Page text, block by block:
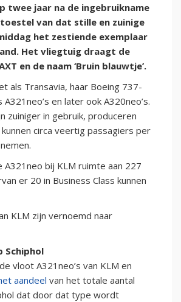
twee jaar na de ingebruikname
van dat stille en zuinige
het zestiende exemplaar
Het vliegtuig draagt de
en de naam ‘Bruin blauwtje’.
als Transavia, haar Boeing 737-
en later ook A320neo’s.
zuiniger in gebruik, produceren
circa veertig passagiers per
bij KLM ruimte aan 227
er 20 in Business Class kunnen
KLM zijn vernoemd naar
Schiphol
vloot A321neo’s van KLM en
aandeel van het totale aantal
dat door dat type wordt